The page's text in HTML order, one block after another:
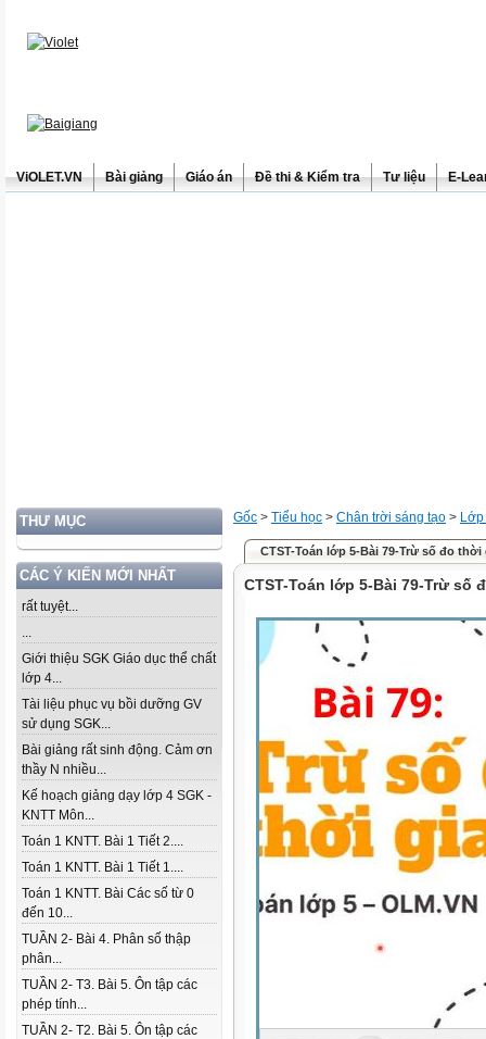
ViOLET.VN Bài giảng Giáo án Đề thi & Kiểm tra Tư liệu E-
THƯ MỤC
CÁC Ý KIẾN MỚI NHẤT
rất tuyệt...
...
Giới thiệu SGK Giáo dục thể chất
lớp 4...
Tài liệu phục vụ bồi dưỡng GV
sử dụng SGK...
Bài giảng rất sinh động. Cảm ơn
thầy N nhiều...
Kế hoạch giảng dạy lớp 4 SGK -
KNTT Môn...
Toán 1 KNTT. Bài 1 Tiết 2....
Toán 1 KNTT. Bài 1 Tiết 1....
Toán 1 KNTT. Bài Các số từ 0
đến 10...
TUẦN 2- Bài 4. Phân số thập
phân...
TUẦN 2- T3. Bài 5. Ôn tập các
phép tính...
TUẦN 2- T2. Bài 5. Ôn tập các
Gốc > Tiểu học > Chân trời sáng tạo >
CTST-Toán lớp 5-Bài 79-Trừ số đo thời
CTST-Toán lớp 5-Bài 79-Trừ số